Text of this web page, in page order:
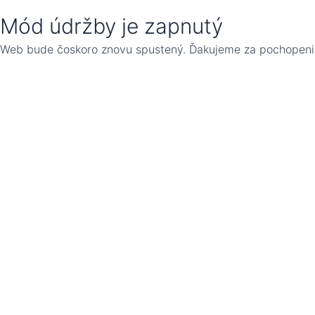
Mód údržby je zapnutý
Web bude čoskoro znovu spustený. Ďakujeme za